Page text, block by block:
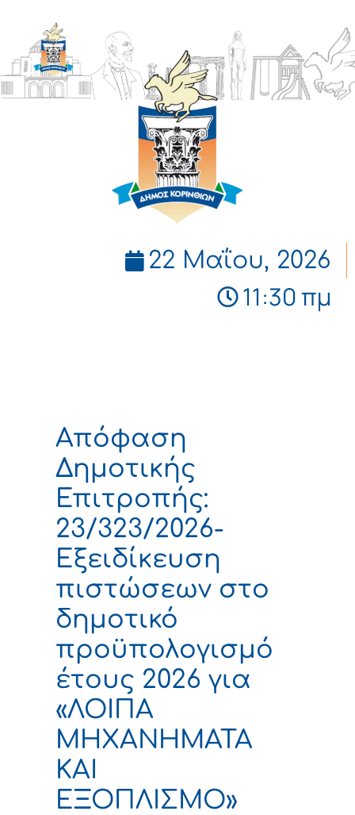
ΔΗΜΟΣ
ΚΟΡΙΝΘΙΩΝ
22 Μαΐου, 2026
11:30 πμ
Απόφαση
Δημοτικής
Επιτροπής:
23/323/2026-
Εξειδίκευση
πιστώσεων στο
δημοτικό
προϋπολογισμό
έτους 2026 για
«ΛΟΙΠΑ
ΜΗΧΑΝΗΜΑΤΑ
ΚΑΙ
ΕΞΟΠΛΙΣΜΟ»